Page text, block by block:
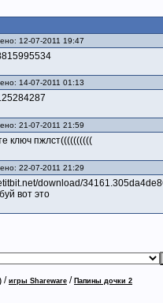
12-07-2011 19:47
14-07-2011 01:13
21-07-2011 21:59
ключ пжлст((((((((((
22-07-2011 21:29
download/
вот это
/ игры Shareware / Папины дочки 2